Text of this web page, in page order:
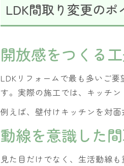
LDK間取り変更のポ
開放感をつくる
LDKリフォームで最も多いご
す。実際の施工では、キッチ
例えば、壁付けキッチンを対
動線を意識した
見た目だけでなく、生活動線